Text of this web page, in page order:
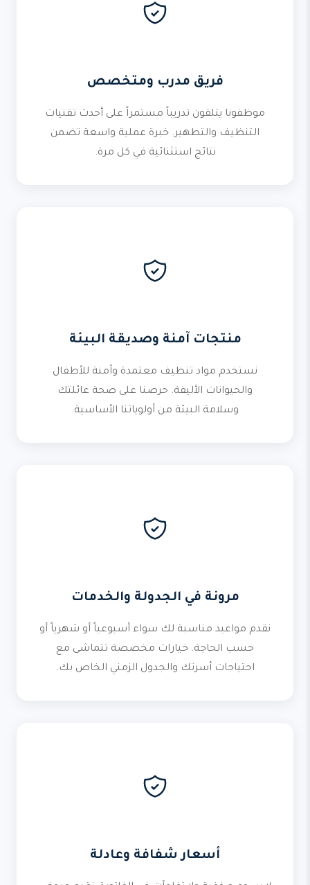
فريق مدرب ومتخصص
موظفونا يتلقون تدريباً مستمراً على أحدث تقنيات
التنظيف والتطهير. خبرة عملية واسعة تضمن
نتائج استثنائية في كل مرة.
منتجات آمنة وصديقة البيئة
نستخدم مواد تنظيف معتمدة وآمنة للأطفال
والحيوانات الأليفة. حرصنا على صحة عائلتك
وسلامة البيئة من أولوياتنا الأساسية.
مرونة في الجدولة والخدمات
نقدم مواعيد مناسبة لك سواء أسبوعياً أو شهرياً أو
حسب الحاجة. خيارات مخصصة تتماشى مع
احتياجات أسرتك والجدول الزمني الخاص بك.
أسعار شفافة وعادلة